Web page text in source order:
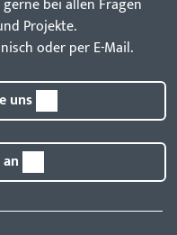
bei allen Fragen
Projekte.
oder per E-Mail.
uns